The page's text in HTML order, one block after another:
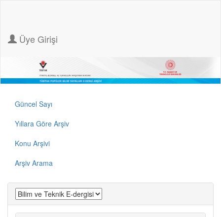
Üye Girişi
Güncel Sayı
Yıllara Göre Arşiv
Konu Arşivi
Arşiv Arama